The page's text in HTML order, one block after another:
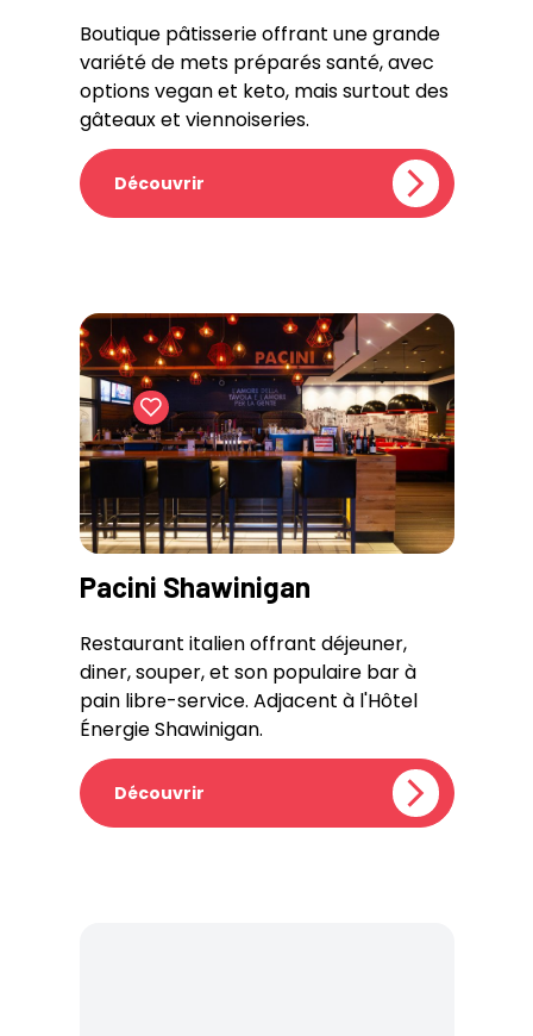
Boutique pâtisserie offrant une grande
variété de mets préparés santé, avec
options vegan et keto, mais surtout des
gâteaux et viennoiseries.
Découvrir
Pacini Shawinigan
Restaurant italien offrant déjeuner,
diner, souper, et son populaire bar à
pain libre-service. Adjacent à l'Hôtel
Énergie Shawinigan.
Découvrir